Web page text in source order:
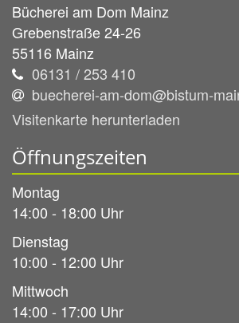
Bücherei am Dom Mainz
Grebenstraße 24-26
55116 Mainz
06131 / 253 410
buecherei-am-dom@bistum-
Visitenkarte herunterladen
Öffnungszeiten
Montag
14:00 - 18:00 Uhr
Dienstag
10:00 - 12:00 Uhr
Mittwoch
14:00 - 17:00 Uhr